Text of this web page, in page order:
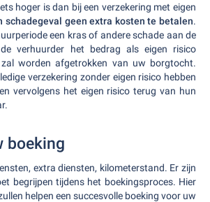
hoger is dan bij een verzekering met eigen
schadegeval geen extra kosten te betalen.
een kras of andere schade aan de
verhuurder het bedrag als eigen risico
worden afgetrokken van uw borgtocht.
verzekering zonder eigen risico hebben
vervolgens het eigen risico terug van hun
boeking
extra diensten, kilometerstand. Er zijn
begrijpen tijdens het boekingsproces. Hier
helpen een succesvolle boeking voor uw